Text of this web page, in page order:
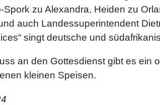
Spork zu Alexandra, Heiden zu
auch Landessuperintendent
singt deutsche und
an den Gottesdienst gibt es ein
kleinen Speisen.